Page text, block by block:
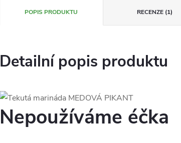
POPIS PRODUKTU RECENZE (1)
Detailní popis produktu
Nepoužíváme éčka